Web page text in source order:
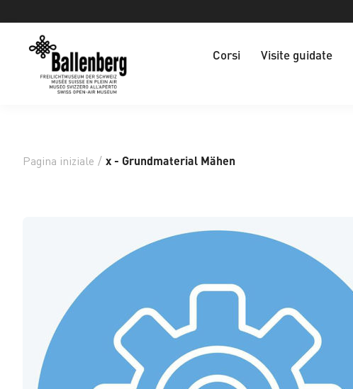
Corsi Visite guidate
Pagina iniziale / x - Grundmaterial Mähen